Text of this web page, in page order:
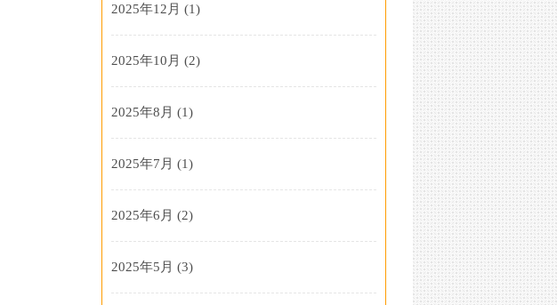
2025年12月 (1)
2025年10月 (2)
2025年8月 (1)
2025年7月 (1)
2025年6月 (2)
2025年5月 (3)